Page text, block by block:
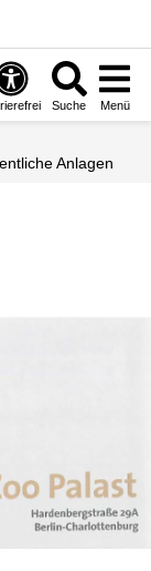
Suche Menü
Anlagen